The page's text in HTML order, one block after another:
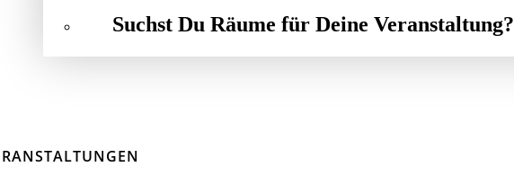
Suchst Du Räume für Deine Veranstaltung?